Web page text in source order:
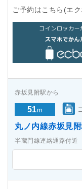
ご予約はこちら(エ
赤坂見附駅から
51m
丸ノ内線赤坂見
半蔵門線連絡通路付近